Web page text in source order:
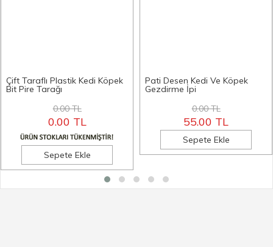
Çift Taraflı Plastik Kedi Köpek
Bit Pire Tarağı
0.00 TL
0.00 TL
Sepete Ekle
Pati Desen Kedi Ve Köpek
Gezdirme İpi
0.00 TL
55.00 TL
Sepete Ekle